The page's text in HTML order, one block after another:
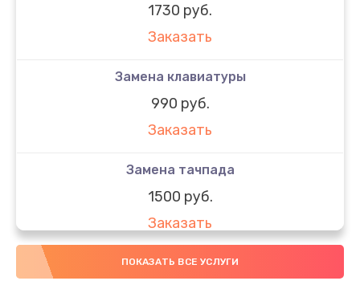
1730 руб.
Заказать
Замена клавиатуры
990 руб.
Заказать
Замена тачпада
1500 руб.
Заказать
Замена южного моста
ПОКАЗАТЬ ВСЕ УСЛУГИ